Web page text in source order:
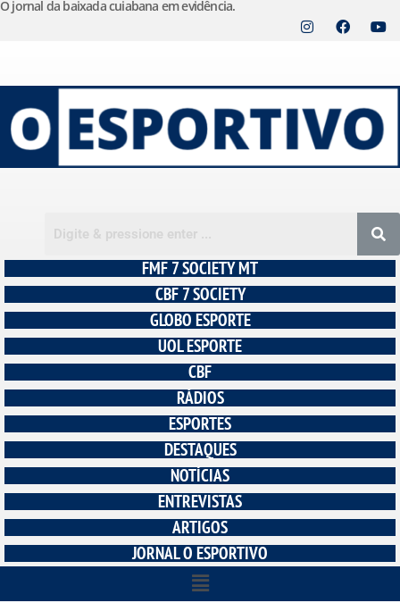
o
conteúdo
O jornal da baixada cuiabana em evidência.
FMF 7 SOCIETY MT
CBF 7 SOCIETY
GLOBO ESPORTE
UOL ESPORTE
CBF
RÁDIOS
ESPORTES
DESTAQUES
NOTÍCIAS
ENTREVISTAS
ARTIGOS
JORNAL O ESPORTIVO